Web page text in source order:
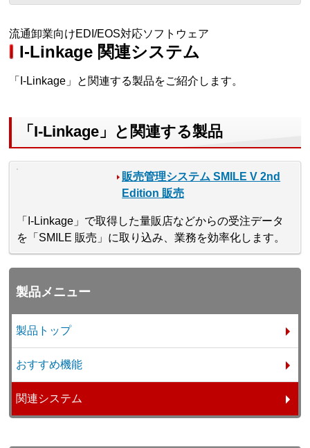
流通卸業向けEDI/EOS対応ソフトウェア
I-Linkage 関連システム
「I-Linkage」と関連する製品をご紹介します。
「I-Linkage」と関連する製品
販売管理システム SMILE V 2nd
Edition 販売
「I-Linkage」で取得した量販店などからの受注データ
を「SMILE 販売」に取り込み、業務を効率化します。
製品メニュー
製品トップ
おすすめ機能
関連システム